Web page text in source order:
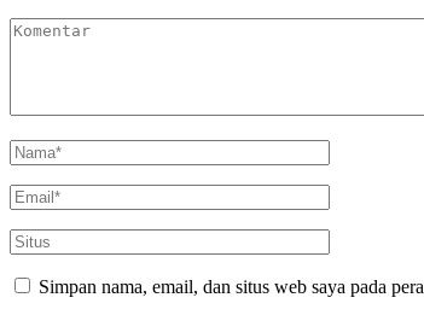
Simpan nama, email, dan situs web saya pada